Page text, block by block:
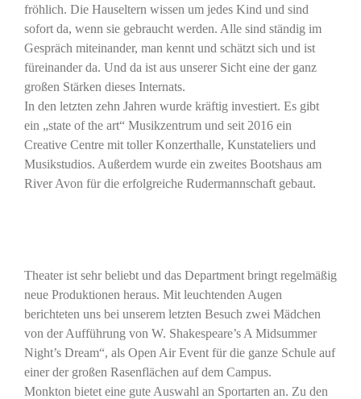
fröhlich. Die Hauseltern wissen um jedes Kind und sind
sofort da, wenn sie gebraucht werden. Alle sind ständig im
Gespräch miteinander, man kennt und schätzt sich und ist
füreinander da. Und da ist aus unserer Sicht eine der ganz
großen Stärken dieses Internats.
In den letzten zehn Jahren wurde kräftig investiert. Es gibt
ein „state of the art“ Musikzentrum und seit 2016 ein
Creative Centre mit toller Konzerthalle, Kunstateliers und
Musikstudios. Außerdem wurde ein zweites Bootshaus am
River Avon für die erfolgreiche Rudermannschaft gebaut.
Theater ist sehr beliebt und das Department bringt regelmäßig
neue Produktionen heraus. Mit leuchtenden Augen
berichteten uns bei unserem letzten Besuch zwei Mädchen
von der Aufführung von W. Shakespeare’s A Midsummer
Night’s Dream“, als Open Air Event für die ganze Schule auf
einer der großen Rasenflächen auf dem Campus.
Monkton bietet eine gute Auswahl an Sportarten an. Zu den